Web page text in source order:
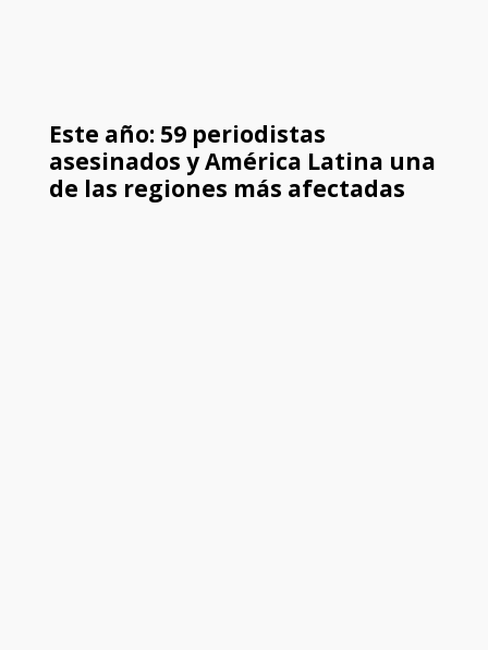
Este año: 59 periodistas
asesinados y América Latina una
de las regiones más afectadas